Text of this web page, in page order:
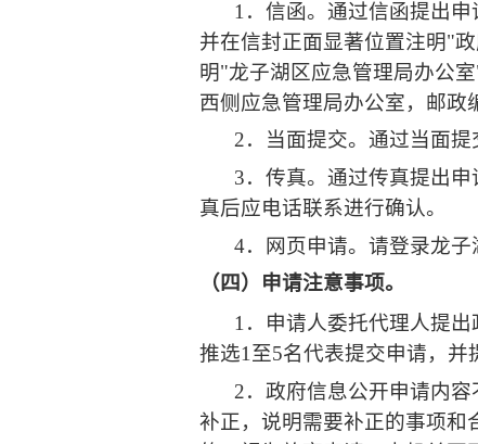
1 ．信函。通过信函提出
并在信封正面显著位置注明"
明"龙子湖区应急管理局办公室
西侧应急管理局办公室，邮政
2．当面提交。通过当面提
3．传真。通过传真提出
真后应电话联系进行确认。
4．网页申请。请登录龙子
（四）申请注意事项。
1 ．申请人委托代理人提
推选1 至5名代表提交申请，并
2．政府信息公开申请内
补正，说明需要补正的事项和